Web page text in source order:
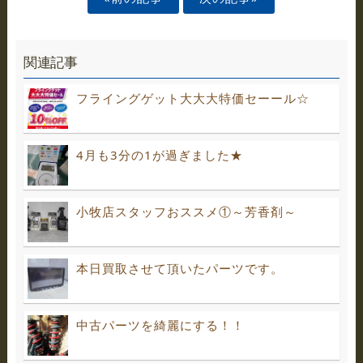
関連記事
フライングゲット大大大特価セーール☆
4月も3分の1が過ぎました★
小牧店スタッフおススメ①～芳香剤～
本日買取させて頂いたパーツです。
中古パーツを綺麗にする！！